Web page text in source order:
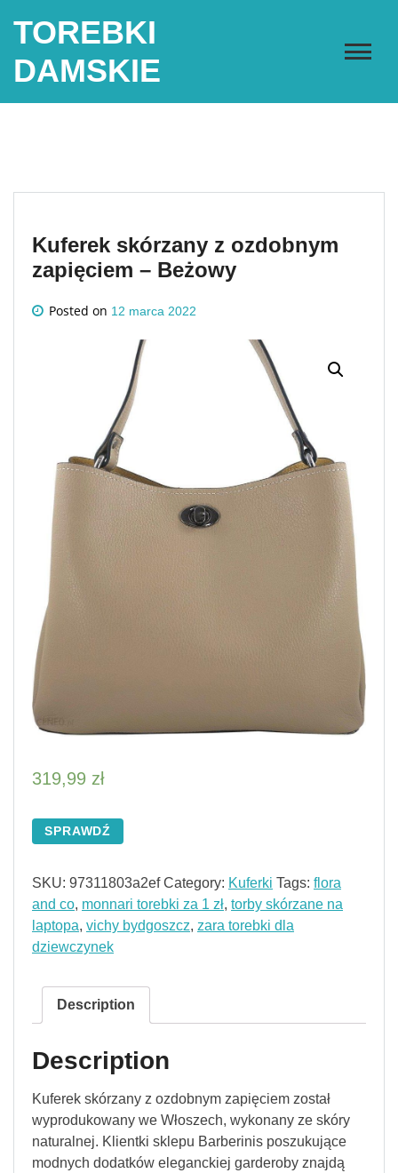
TOREBKI
DAMSKIE
Kuferek skórzany z ozdobnym
zapięciem – Beżowy
Posted on 12 marca 2022
319,99 zł
SPRAWDŹ
SKU: 97311803a2ef Category: Kuferki Tags: flora
and co, monnari torebki za 1 zł, torby skórzane na
laptopa, vichy bydgoszcz, zara torebki dla
dziewczynek
Description
Description
Kuferek skórzany z ozdobnym zapięciem został
wyprodukowany we Włoszech, wykonany ze skóry
naturalnej. Klientki sklepu Barberinis poszukujące
modnych dodatków eleganckiej garderoby znajdą